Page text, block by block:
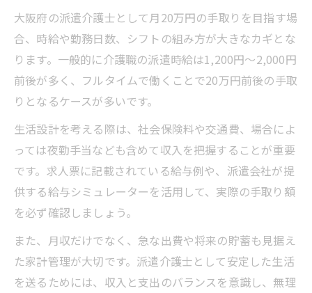
大阪府の派遣介護士として月20万円の手取りを目指す場
合、時給や勤務日数、シフトの組み方が大きなカギとな
ります。一般的に介護職の派遣時給は1,200円～2,000円
前後が多く、フルタイムで働くことで20万円前後の手取
りとなるケースが多いです。
生活設計を考える際は、社会保険料や交通費、場合によ
っては夜勤手当なども含めて収入を把握することが重要
です。求人票に記載されている給与例や、派遣会社が提
供する給与シミュレーターを活用して、実際の手取り額
を必ず確認しましょう。
また、月収だけでなく、急な出費や将来の貯蓄も見据え
た家計管理が大切です。派遣介護士として安定した生活
を送るためには、収入と支出のバランスを意識し、無理